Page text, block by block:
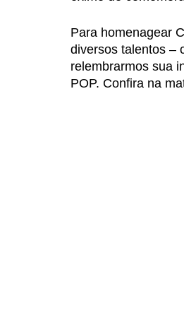
Para homenagear
diversos talentos –
relembrarmos sua
POP. Confira na